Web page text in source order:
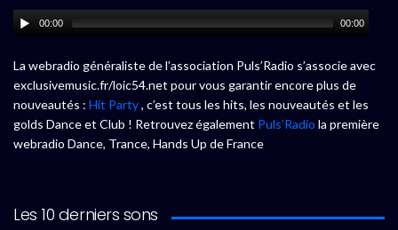
00:00 00:00
La webradio généraliste de l’association Puls’Radio s’associe avec
exclusivemusic.fr/loic54.net pour vous garantir encore plus de
nouveautés : Hit Party, c’est tous les hits, les nouveautés et les
golds Dance et Club ! Retrouvez également Puls’Radio la première
webradio Dance, Trance, Hands Up de France
Les 10 derniers sons